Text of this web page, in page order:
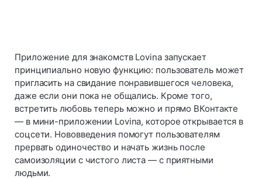
Приложение для знакомств Lovina запускает
принципиально новую функцию: пользователь может
пригласить на свидание понравившегося человека,
даже если они пока не общались. Кроме того,
встретить любовь теперь можно и прямо ВКонтакте
— в мини-приложении Lovina, которое открывается в
соцсети. Нововведения помогут пользователям
прервать одиночество и начать жизнь после
самоизоляции с чистого листа — с приятными
людьми.